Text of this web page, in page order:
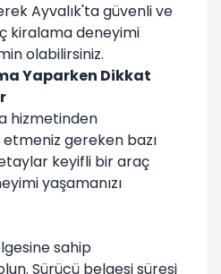
Ayvalık'ta güvenli ve
kiralama deneyimi
olabilirsiniz.
Yaparken Dikkat
hizmetinden
gereken bazı
keyifli bir araç
yaşamanızı
sahip
Sürücü belgesi süresi